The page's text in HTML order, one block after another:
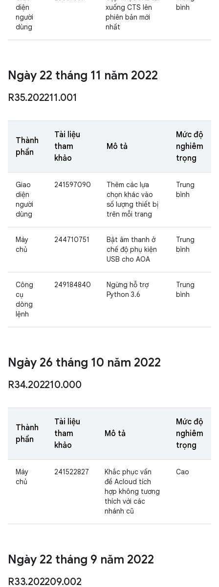
diện
người
dùng
xuống CTS lên
phiên bản mới
nhất
bình
Ngày 22 tháng 11 năm 2022
R35.202211.001
Thành
phần
Tài liệu
tham
khảo
Mô tả
Mức độ
nghiêm
trọng
Giao
diện
người
dùng
241597090
Thêm các lựa
chọn khác vào
số lượng thiết bị
trên mỗi trang
Trung
bình
Máy
chủ
244710751
Bật âm thanh ở
chế độ phụ kiện
USB cho AOA
Trung
bình
Công
cụ
dòng
lệnh
249184840
Ngừng hỗ trợ
Python 3.6
Trung
bình
Ngày 26 tháng 10 năm 2022
R34.202210.000
Thành
phần
Tài liệu
tham
khảo
Mô tả
Mức độ
nghiêm
trọng
Máy
chủ
241522827
Khắc phục vấn
đề Acloud tích
hợp không tương
thích với các
nhánh cũ
Cao
Ngày 22 tháng 9 năm 2022
R33.202209.002